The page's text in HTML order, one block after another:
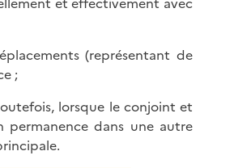
(représentant de
;
lorsque le conjoint et
dans une autre